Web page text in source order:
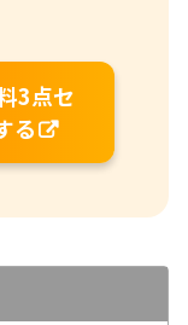
3点セ
る